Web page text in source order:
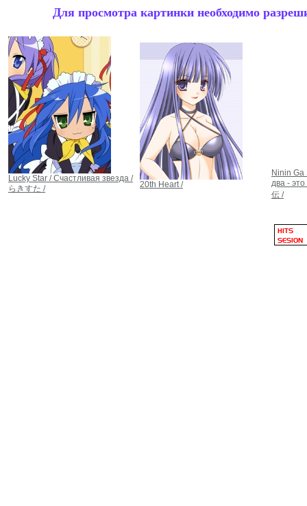
Для просмотра картинки необходимо
Lucky Star / Счастливая звезда /
らきすた /
20th Heart /
Ninin
два -
伝 /